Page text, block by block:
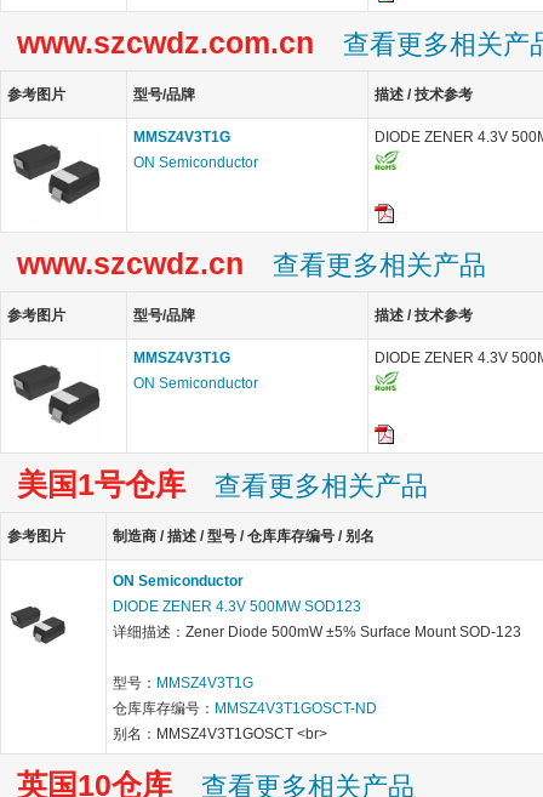
www.szcwdz.com.cn 查看更多相关产
参考图片 型号/品牌 描述 / 技术参考
MMSZ4V3T1G
ON Semiconductor
DIODE ZENER 4.3V
www.szcwdz.cn 查看更多相关产品
参考图片 型号/品牌 描述 / 技术参考
MMSZ4V3T1G
ON Semiconductor
DIODE ZENER 4.3V
美国1号仓库 查看更多相关产品
参考图片 制造商 / 描述 / 型号 / 仓库库存编号 / 别名
ON Semiconductor
DIODE ZENER 4.3V 500MW SOD123
详细描述：Zener Diode 500mW ±5% Surface Mount SOD-123
型号： MMSZ4V3T1G
仓库库存编号： MMSZ4V3T1GOSCT-ND
别名：MMSZ4V3T1GOSCT <br>
英国10仓库 查看更多相关产品